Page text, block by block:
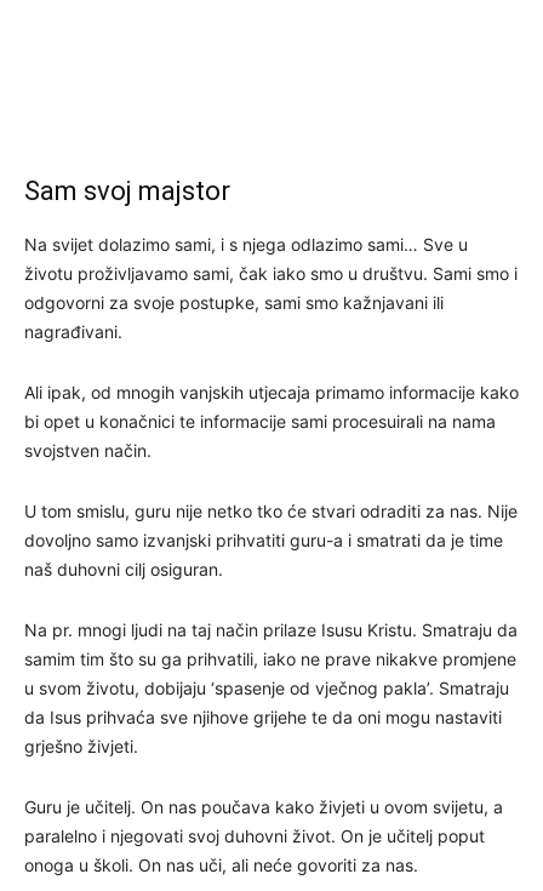
Sam svoj majstor
Na svijet dolazimo sami, i s njega odlazimo sami… Sve u
životu proživljavamo sami, čak iako smo u društvu. Sami smo i
odgovorni za svoje postupke, sami smo kažnjavani ili
nagrađivani.
Ali ipak, od mnogih vanjskih utjecaja primamo informacije kako
bi opet u konačnici te informacije sami procesuirali na nama
svojstven način.
U tom smislu, guru nije netko tko će stvari odraditi za nas. Nije
dovoljno samo izvanjski prihvatiti guru-a i smatrati da je time
naš duhovni cilj osiguran.
Na pr. mnogi ljudi na taj način prilaze Isusu Kristu. Smatraju da
samim tim što su ga prihvatili, iako ne prave nikakve promjene
u svom životu, dobijaju ‘spasenje od vječnog pakla’. Smatraju
da Isus prihvaća sve njihove grijehe te da oni mogu nastaviti
grješno živjeti.
Guru je učitelj. On nas poučava kako živjeti u ovom svijetu, a
paralelno i njegovati svoj duhovni život. On je učitelj poput
onoga u školi. On nas uči, ali neće govoriti za nas.